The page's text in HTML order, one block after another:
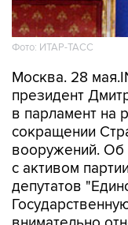
Фото: ИТАР-ТАСС
Москва. 28
президент
в парламент на
сокращении
вооружений. Об
с активом
депутатов